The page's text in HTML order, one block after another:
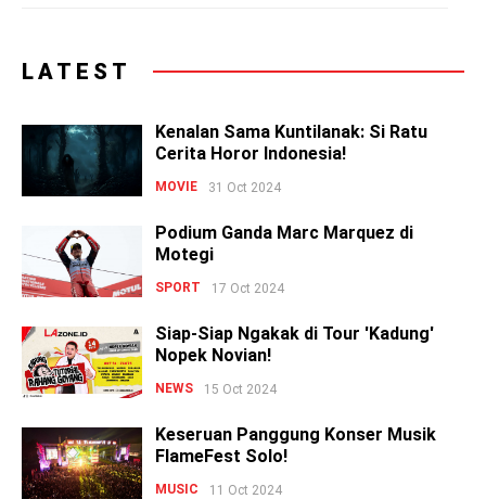
LATEST
Kenalan Sama Kuntilanak: Si Ratu
Cerita Horor Indonesia!
MOVIE 31 Oct 2024
Podium Ganda Marc Marquez di
Motegi
SPORT 17 Oct 2024
Siap-Siap Ngakak di Tour 'Kadung'
Nopek Novian!
NEWS 15 Oct 2024
Keseruan Panggung Konser Musik
FlameFest Solo!
MUSIC 11 Oct 2024